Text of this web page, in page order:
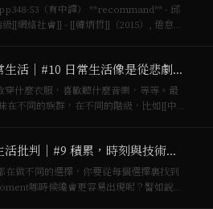
中譯） **recommand** - 邱
[[網絡社會]] - [[韓炳哲]]（2015）, 倦怠社
列斐伏爾的日常生活｜#10 日常生活像是從悲劇中好不容易活下來的難民
穿什麼衣服，喜歡聽什麼音樂，等等。最
在不同的族群，在不同的階級，比如[[中產
分，而非…
列斐伏爾日常生活批判｜#9 積累，時刻與技術宰制的日常生活
做不同的選擇，你要從每個選擇裏找到